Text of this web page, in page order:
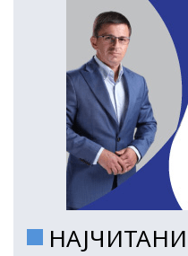
НАЈЧИТАНИ